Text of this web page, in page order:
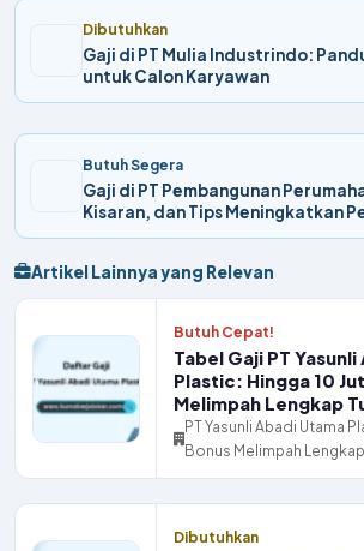
Dibutuhkan
Gaji di PT Mulia Industrindo:
untuk Calon Karyawan
Butuh Segera
Gaji di PT Pembangunan
Kisaran, dan Tips Meningkatkan
Artikel Lainnya yang Relevan
Butuh Cepat!
Tabel Gaji PT
Plastic: Hingga 10
Melimpah Lengkap
PT Yasunli Abadi Utama
Bonus Melimpah
Dibutuhkan